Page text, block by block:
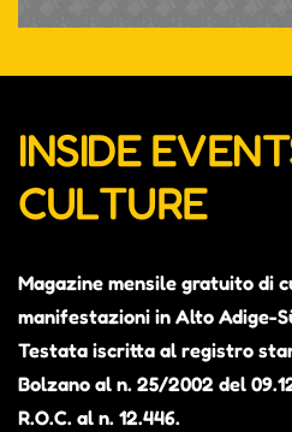
INSIDE
CULTURE
Magazine mensile gratuito di
manifestazioni in Alto Adige-
Testata iscritta al registro
Bolzano al n. 25/2002 del
R.O.C. al n. 12.446.